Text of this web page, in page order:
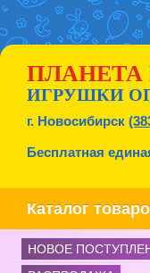
ИГРУШКИ
г. Новосибирск
Бесплатная
Каталог
НОВОЕ